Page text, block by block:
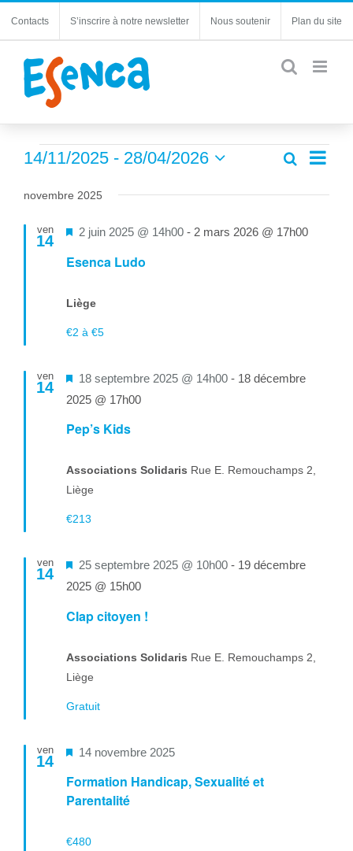
Contacts S’inscrire à notre newsletter Nous soutenir Plan du site
Évènements
de
Recherche
vues
Liste
14/11/2025 - 28/04/2026
une
novembre 2025
ven
14
Esenca Ludo
Mis
2 juin 2025 @ 14h00 - 2 mars 2026 @ 17h00
Liège
€2 à €5
ven
14
Pep’s Kids
Mis
en
18 septembre 2025 @ 14h00 - 18 décembre
2025 @ 17h00
Associations Solidaris Rue E. Remouchamps 2,
Liège
€213
ven
14
Clap citoyen !
Mis
en
25 septembre 2025 @ 10h00 - 19 décembre
2025 @ 15h00
Associations Solidaris Rue E. Remouchamps 2,
Liège
Gratuit
ven
14
Formation Handicap, Sexualité et
Parentalité
Mis
avant
14 novembre 2025
€480